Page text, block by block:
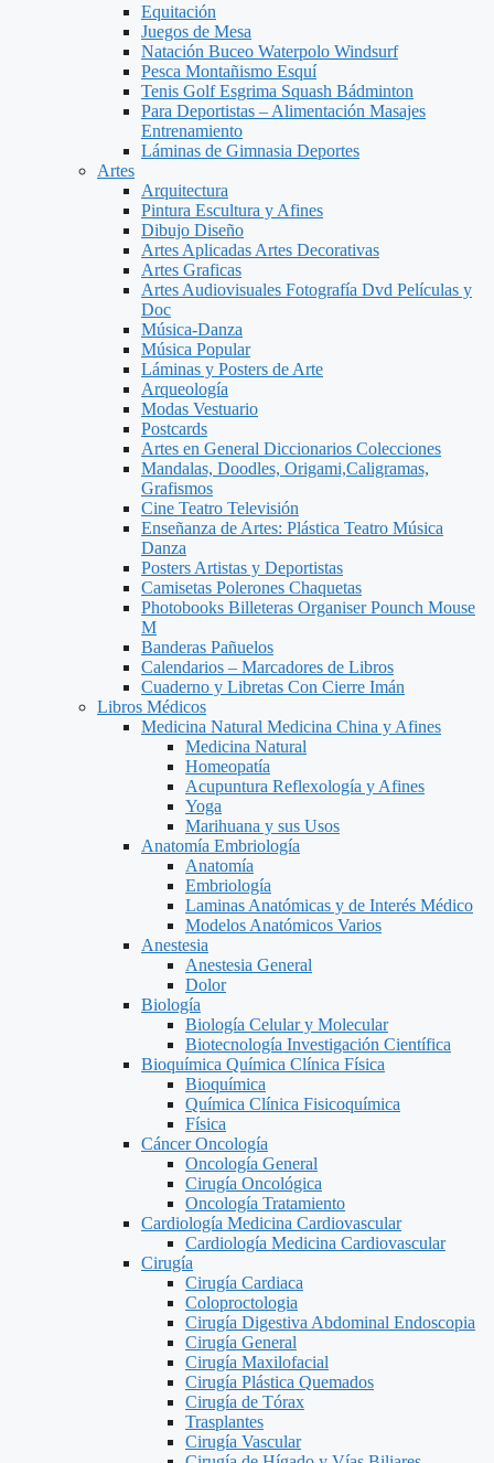
Equitación
Juegos de Mesa
Natación Buceo Waterpolo Windsurf
Pesca Montañismo Esquí
Tenis Golf Esgrima Squash Bádminton
Para Deportistas – Alimentación Masajes
Entrenamiento
Láminas de Gimnasia Deportes
Artes
Arquitectura
Pintura Escultura y Afines
Dibujo Diseño
Artes Aplicadas Artes Decorativas
Artes Graficas
Artes Audiovisuales Fotografía Dvd Películas y
Doc
Música-Danza
Música Popular
Láminas y Posters de Arte
Arqueología
Modas Vestuario
Postcards
Artes en General Diccionarios Colecciones
Mandalas, Doodles, Origami,Caligramas,
Grafismos
Cine Teatro Televisión
Enseñanza de Artes: Plástica Teatro Música
Danza
Posters Artistas y Deportistas
Camisetas Polerones Chaquetas
Photobooks Billeteras Organiser Pounch Mouse
M
Banderas Pañuelos
Calendarios – Marcadores de Libros
Cuaderno y Libretas Con Cierre Imán
Libros Médicos
Medicina Natural Medicina China y Afines
Medicina Natural
Homeopatía
Acupuntura Reflexología y Afines
Yoga
Marihuana y sus Usos
Anatomía Embriología
Anatomía
Embriología
Laminas Anatómicas y de Interés Médico
Modelos Anatómicos Varios
Anestesia
Anestesia General
Dolor
Biología
Biología Celular y Molecular
Biotecnología Investigación Científica
Bioquímica Química Clínica Física
Bioquímica
Química Clínica Fisicoquímica
Física
Cáncer Oncología
Oncología General
Cirugía Oncológica
Oncología Tratamiento
Cardiología Medicina Cardiovascular
Cardiología Medicina Cardiovascular
Cirugía
Cirugía Cardiaca
Coloproctologia
Cirugía Digestiva Abdominal Endoscopia
Cirugía General
Cirugía Maxilofacial
Cirugía Plástica Quemados
Cirugía de Tórax
Trasplantes
Cirugía Vascular